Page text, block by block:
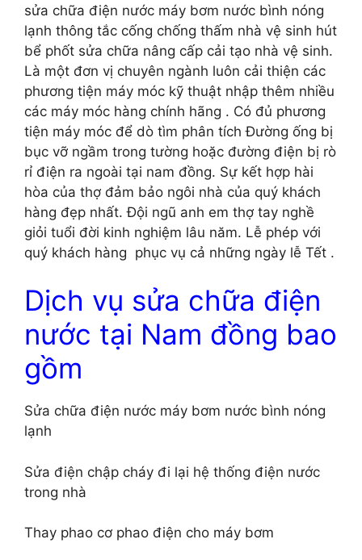
sửa chữa điện nước máy bơm nước bình nóng
lạnh thông tắc cống chống thấm nhà vệ sinh hút
bể phốt sửa chữa nâng cấp cải tạo nhà vệ sinh.
Là một đơn vị chuyên ngành luôn cải thiện các
phương tiện máy móc kỹ thuật nhập thêm nhiều
các máy móc hàng chính hãng . Có đủ phương
tiện máy móc để dò tìm phân tích Đường ống bị
bục vỡ ngầm trong tường hoặc đường điện bị rò
rỉ điện ra ngoài tại nam đồng. Sự kết hợp hài
hòa của thợ đảm bảo ngôi nhà của quý khách
hàng đẹp nhất. Đội ngũ anh em thợ tay nghề
giỏi tuổi đời kinh nghiệm lâu năm. Lễ phép với
quý khách hàng phục vụ cả những ngày lễ Tết .
Dịch vụ sửa chữa điện
nước tại Nam đồng bao
gồm
Sửa chữa điện nước máy bơm nước bình nóng
lạnh
Sửa điện chập cháy đi lại hệ thống điện nước
trong nhà
Thay phao cơ phao điện cho máy bơm